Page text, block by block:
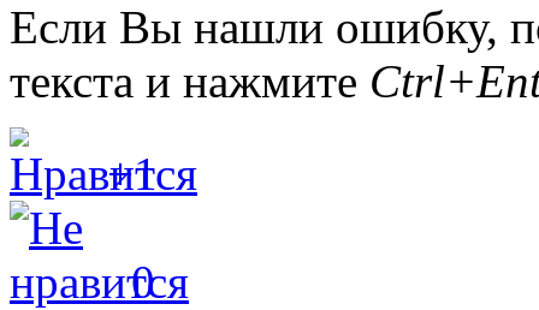
Если Вы нашли ошибку,
текста и нажмите
+1
0